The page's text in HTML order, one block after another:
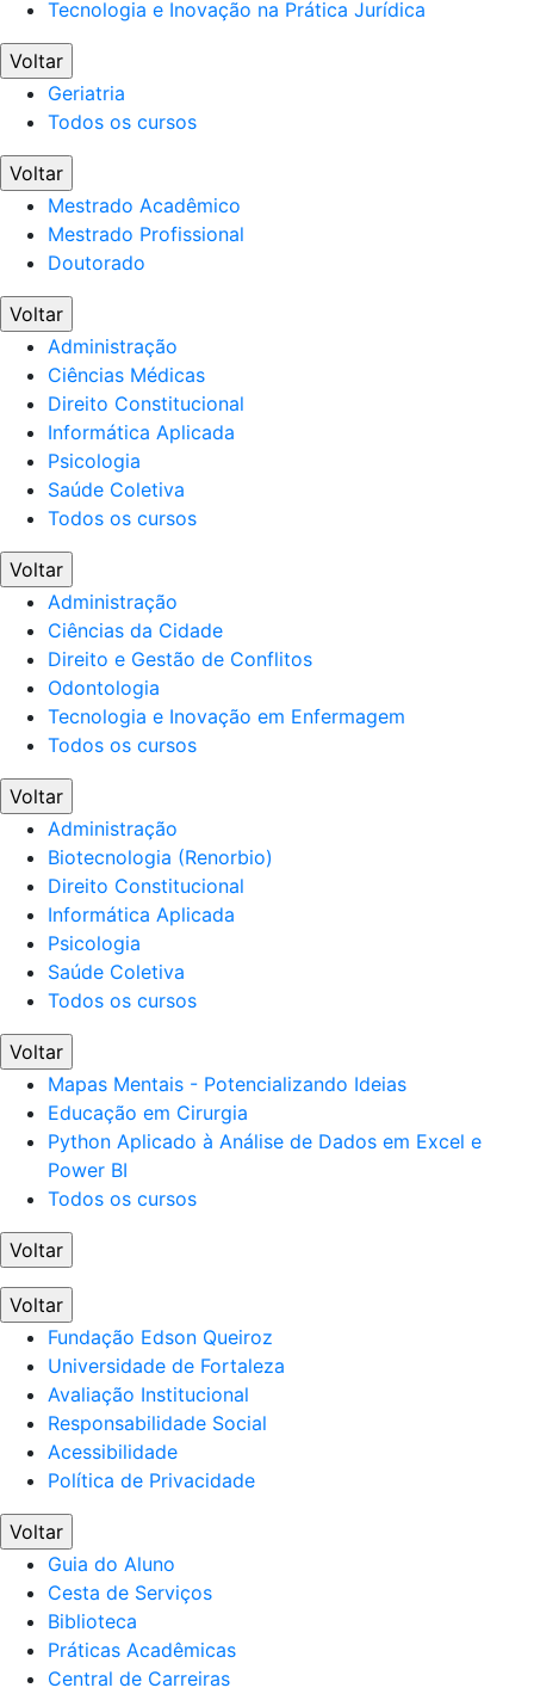
Tecnologia e Inovação na Prática Jurídica
Voltar
Geriatria
Todos os cursos
Voltar
Mestrado Acadêmico
Mestrado Profissional
Doutorado
Voltar
Administração
Ciências Médicas
Direito Constitucional
Informática Aplicada
Psicologia
Saúde Coletiva
Todos os cursos
Voltar
Administração
Ciências da Cidade
Direito e Gestão de Conflitos
Odontologia
Tecnologia e Inovação em Enfermagem
Todos os cursos
Voltar
Administração
Biotecnologia (Renorbio)
Direito Constitucional
Informática Aplicada
Psicologia
Saúde Coletiva
Todos os cursos
Voltar
Mapas Mentais - Potencializando Ideias
Educação em Cirurgia
Python Aplicado à Análise de Dados em Excel e
Power BI
Todos os cursos
Voltar
Voltar
Fundação Edson Queiroz
Universidade de Fortaleza
Avaliação Institucional
Responsabilidade Social
Acessibilidade
Política de Privacidade
Voltar
Guia do Aluno
Cesta de Serviços
Biblioteca
Práticas Acadêmicas
Central de Carreiras